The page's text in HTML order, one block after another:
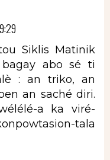
Siklis Matinik
abo sé ti
: an triko, an
an saché diri.
a ka viré-
tala